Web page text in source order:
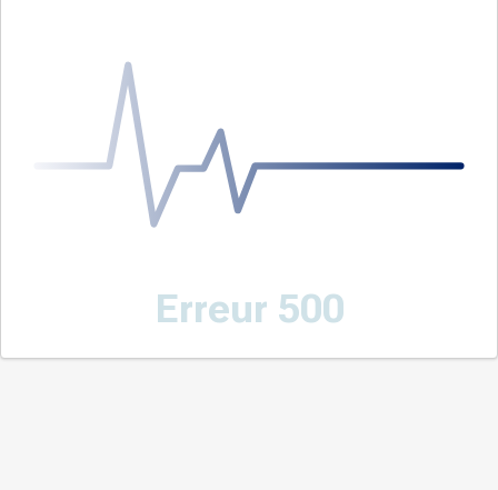
Erreur 500